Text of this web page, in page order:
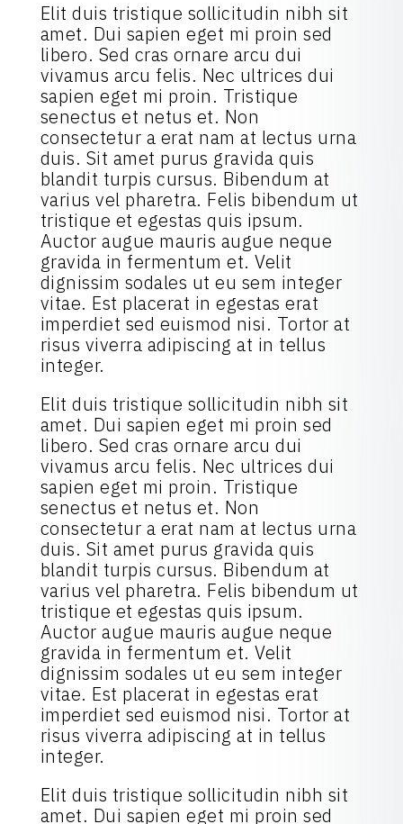
Elit duis tristique sollicitudin nibh sit
amet. Dui sapien eget mi proin sed
libero. Sed cras ornare arcu dui
vivamus arcu felis. Nec ultrices dui
sapien eget mi proin. Tristique
senectus et netus et. Non
consectetur a erat nam at lectus urna
duis. Sit amet purus gravida quis
blandit turpis cursus. Bibendum at
varius vel pharetra. Felis bibendum ut
tristique et egestas quis ipsum.
Auctor augue mauris augue neque
gravida in fermentum et. Velit
dignissim sodales ut eu sem integer
vitae. Est placerat in egestas erat
imperdiet sed euismod nisi. Tortor at
risus viverra adipiscing at in tellus
integer.
Elit duis tristique sollicitudin nibh sit
amet. Dui sapien eget mi proin sed
libero. Sed cras ornare arcu dui
vivamus arcu felis. Nec ultrices dui
sapien eget mi proin. Tristique
senectus et netus et. Non
consectetur a erat nam at lectus urna
duis. Sit amet purus gravida quis
blandit turpis cursus. Bibendum at
varius vel pharetra. Felis bibendum ut
tristique et egestas quis ipsum.
Auctor augue mauris augue neque
gravida in fermentum et. Velit
dignissim sodales ut eu sem integer
vitae. Est placerat in egestas erat
imperdiet sed euismod nisi. Tortor at
risus viverra adipiscing at in tellus
integer.
Elit duis tristique sollicitudin nibh sit
amet. Dui sapien eget mi proin sed